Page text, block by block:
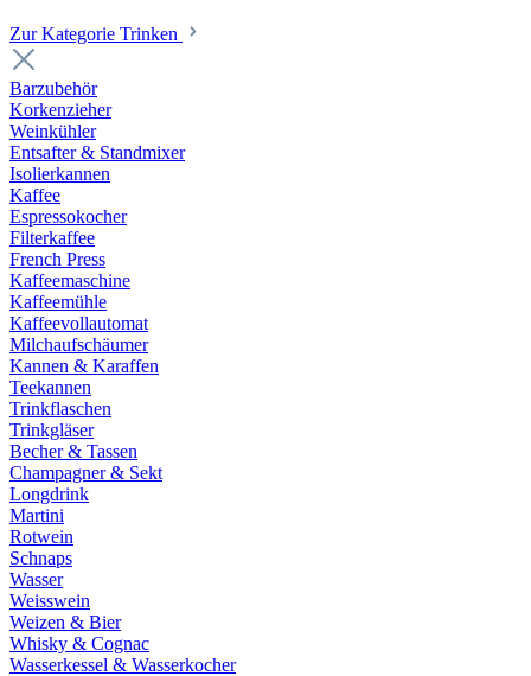
Zur Kategorie Trinken
Barzubehör
Korkenzieher
Weinkühler
Entsafter & Standmixer
Isolierkannen
Kaffee
Espressokocher
Filterkaffee
French Press
Kaffeemaschine
Kaffeemühle
Kaffeevollautomat
Milchaufschäumer
Kannen & Karaffen
Teekannen
Trinkflaschen
Trinkgläser
Becher & Tassen
Champagner & Sekt
Longdrink
Martini
Rotwein
Schnaps
Wasser
Weisswein
Weizen & Bier
Whisky & Cognac
Wasserkessel & Wasserkocher